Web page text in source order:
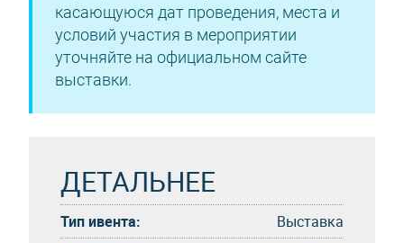
касающуюся дат проведения, места и
условий участия в мероприятии
уточняйте на официальном сайте
выставки.
ДЕТАЛЬНЕЕ
Тип ивента:
Выставка